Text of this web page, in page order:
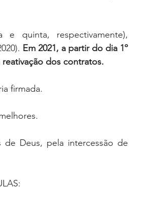
quinta, respectivamente),
Em 2021, a partir do dia 1º
dos contratos.
firmada.
de Deus, pela intercessão de